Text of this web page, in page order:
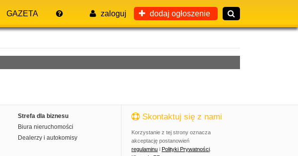
GAZETA zaloguj dodaj ogłoszenie
Strefa dla biznesu
Biura nieruchomości
Dealerzy i autokomisy
Skontaktuj się z nami
Korzystanie z tej strony oznacza
akceptację postanowień
regulaminu i Polityki Prywatności